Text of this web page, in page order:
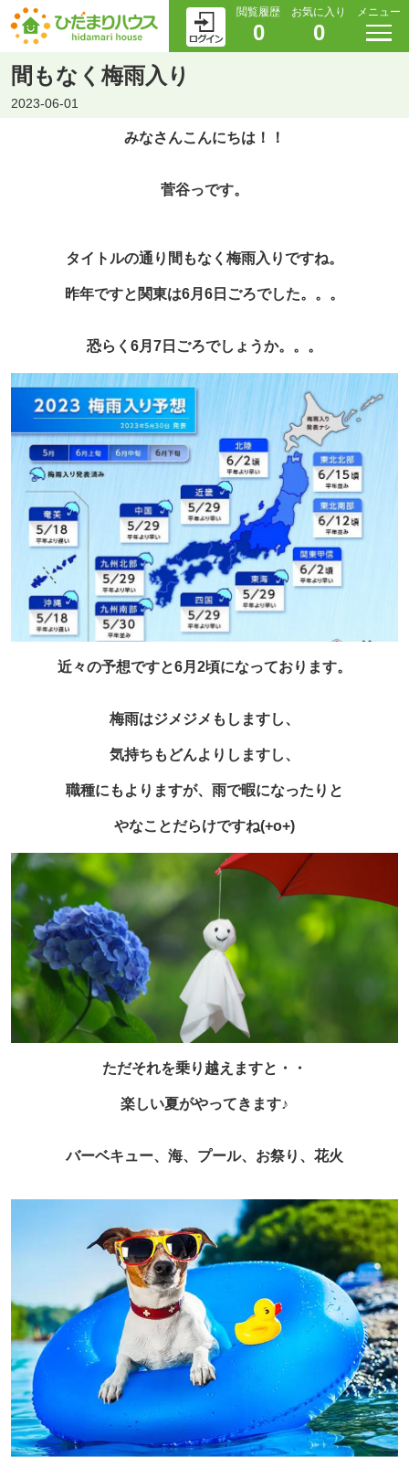
閲覧履歴
0
お気に入り
0
メニュー
間もなく梅雨入り
2023-06-01
みなさんこんにちは！！
菅谷っです。
タイトルの通り間もなく梅雨入りですね。
昨年ですと関東は6月6日ごろでした。。。
恐らく6月7日ごろでしょうか。。。
近々の予想ですと6月2頃になっております。
梅雨はジメジメもしますし、
気持ちもどんよりしますし、
職種にもよりますが、雨で暇になったりと
やなことだらけですね(+o+)
ただそれを乗り越えますと・・
楽しい夏がやってきます♪
バーベキュー、海、プール、お祭り、花火